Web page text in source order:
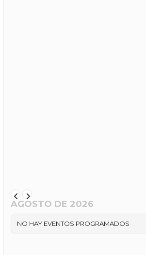
AGOSTO DE 2026
NO HAY EVENTOS PROGRAMADOS